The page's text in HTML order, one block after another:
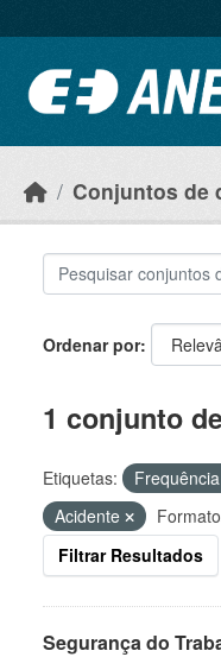
Conjuntos de
Ordenar por
1 conjunto
Etiquetas: Frequência
Acidente
Filtrar Resultados
Segurança do